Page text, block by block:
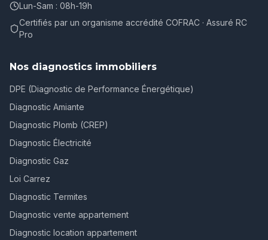
Lun-Sam : 08h-19h
Certifiés par un organisme accrédité COFRAC · Assuré RC
Pro
Nos diagnostics immobiliers
DPE (Diagnostic de Performance Énergétique)
Diagnostic Amiante
Diagnostic Plomb (CREP)
Diagnostic Électricité
Diagnostic Gaz
Loi Carrez
Diagnostic Termites
Diagnostic vente appartement
Diagnostic location appartement